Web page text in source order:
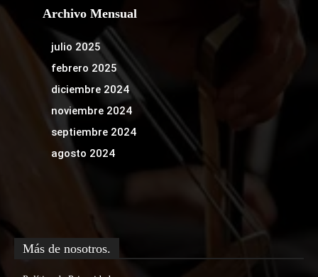
Archivo Mensual
julio 2025
febrero 2025
diciembre 2024
noviembre 2024
septiembre 2024
agosto 2024
Más de nosotros.